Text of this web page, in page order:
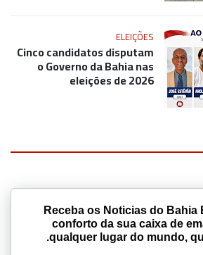
ELEIÇÕES
Cinco candidatos disputam
o Governo da Bahia nas
eleições de 2026
Receba os Noticias do Bahia
conforto da sua caixa de
qualquer lugar do mundo,